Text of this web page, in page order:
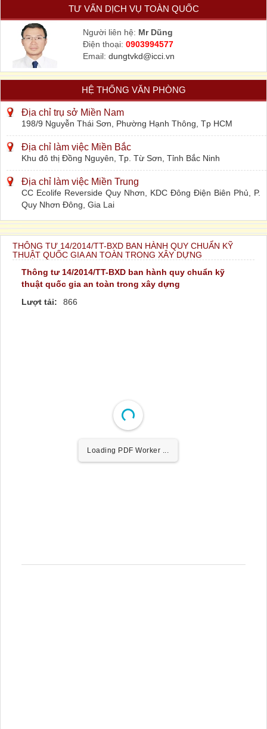
TƯ VẤN DỊCH VỤ TOÀN QUỐC
Người liên hệ: Mr Dũng
Điện thoại: 0903994577
Email: dungtvkd@icci.vn
HỆ THỐNG VĂN PHÒNG
Địa chỉ trụ sở Miền Nam
198/9 Nguyễn Thái Sơn, Phường Hạnh Thông, Tp HCM
Địa chỉ làm việc Miền Bắc
Khu đô thị Đồng Nguyên, Tp. Từ Sơn, Tỉnh Bắc Ninh
Địa chỉ làm việc Miền Trung
CC Ecolife Reverside Quy Nhơn, KDC Đông Điện Biên Phủ, P.
Quy Nhơn Đông, Gia Lai
THÔNG TƯ 14/2014/TT-BXD BAN HÀNH QUY CHUẨN KỸ
THUẬT QUỐC GIA AN TOÀN TRONG XÂY DỰNG
Thông tư 14/2014/TT-BXD ban hành quy chuẩn kỹ
thuật quốc gia an toàn trong xây dựng
Lượt tải:
866
Loading PDF Worker ...